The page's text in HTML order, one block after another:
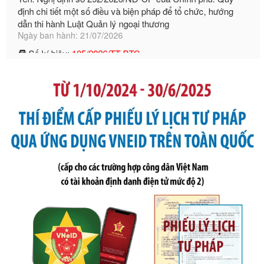
Số kí hiệu:105/2026/TT-BTC
Tên: Thông tư số 105/2026/TT-BTC của Bộ Tài chính: Bãi
bỏ Thông tư số 87/2019/TT- BТC ngày 19 tháng 12 năm
2019 của Bộ trưởng Bộ Tài chính hướng dẫn thực hiện xử
phạt vi phạm hành chính trong lĩnh vực kho bạc nhà nước
Số kí hiệu:291/2026/NĐ-CP
Tên: Nghị định số 291/2026/NĐ-CP của Chính phủ: Sửa
đổi, bổ sung một số điều của Nghị định số 125/2020/NĐ-СР
ngày 19 tháng 10 năm 2020 của Chính phủ quy định xử
phạt vi phạm hành chính về thuế, hóa đơn được sửa đổi, bổ
sung bởi Nghị định số 102/2021/NĐ-CP
Ngày ban hành: 20/07/2026
Số kí hiệu:2303/QĐ-UBND
Tên: Quyết định công bố Danh mục thủ tục hành chính mới
ban hành, được sửa đổi, bổ sung, bị bãi bỏ và phê duyệt
Quy trình nội bộ, quy trình điện tử giải quyết thủ tục hành
chính trong một số lĩnh vực thuộc phạm vi chức năng quản
lý của Sở Văn hóa, Thể tha
Ngày ban hành: 01/06/2026